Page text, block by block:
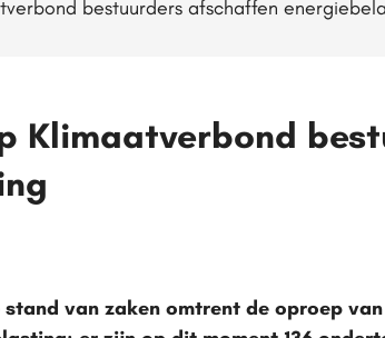
bestuurders afschaffen
Klimaatverbond
van zaken omtrent de oproep